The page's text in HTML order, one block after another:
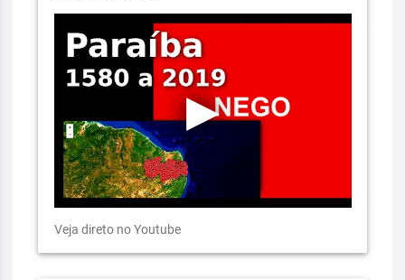
Veja direto no Youtube